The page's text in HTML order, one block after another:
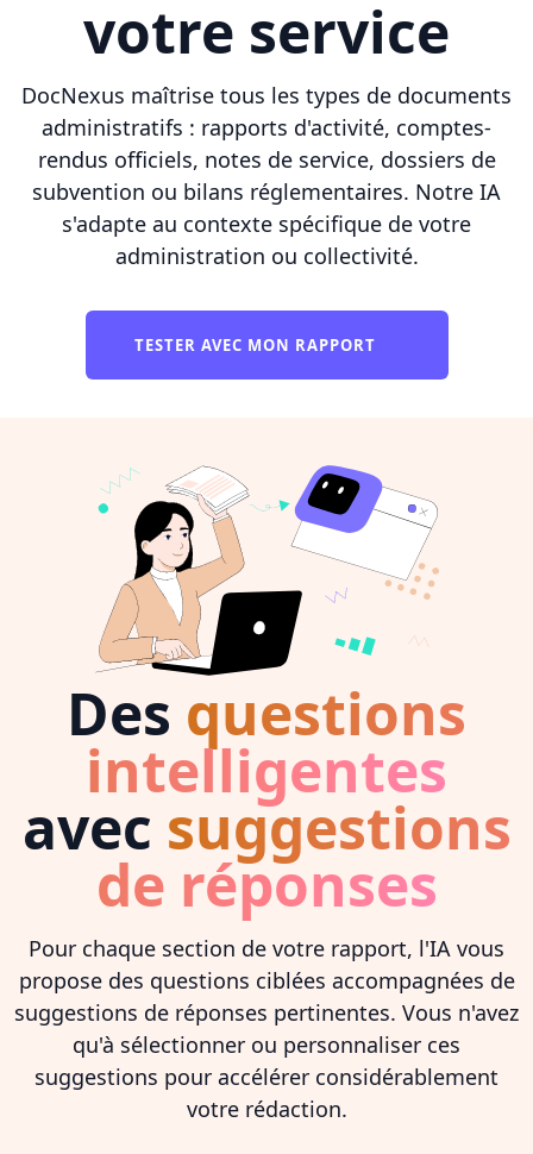
votre service
DocNexus maîtrise tous les types de documents
administratifs : rapports d'activité, comptes-
rendus officiels, notes de service, dossiers de
subvention ou bilans réglementaires. Notre IA
s'adapte au contexte spécifique de votre
administration ou collectivité.
TESTER AVEC MON RAPPORT
Des questions
intelligentes
avec suggestions
de réponses
Pour chaque section de votre rapport, l'IA vous
propose des questions ciblées accompagnées de
suggestions de réponses pertinentes. Vous n'avez
qu'à sélectionner ou personnaliser ces
suggestions pour accélérer considérablement
votre rédaction.